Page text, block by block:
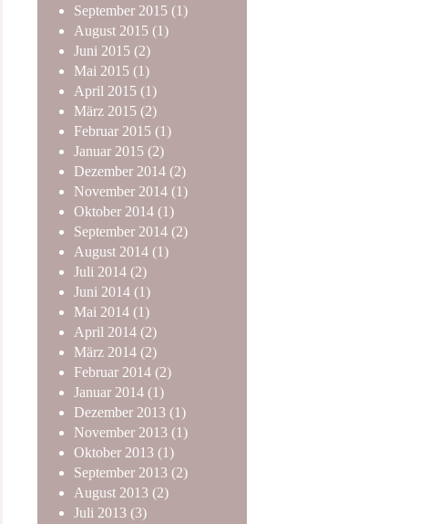
September 2015 (1)
August 2015 (1)
Juni 2015 (2)
Mai 2015 (1)
April 2015 (1)
März 2015 (2)
Februar 2015 (1)
Januar 2015 (2)
Dezember 2014 (2)
November 2014 (1)
Oktober 2014 (1)
September 2014 (2)
August 2014 (1)
Juli 2014 (2)
Juni 2014 (1)
Mai 2014 (1)
April 2014 (2)
März 2014 (2)
Februar 2014 (2)
Januar 2014 (1)
Dezember 2013 (1)
November 2013 (1)
Oktober 2013 (1)
September 2013 (2)
August 2013 (2)
Juli 2013 (3)